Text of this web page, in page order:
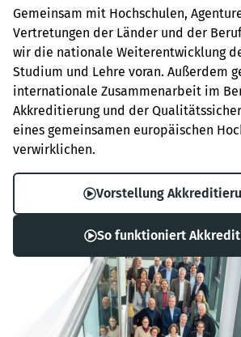
Gemeinsam mit Hochschulen,
Vertretungen der Länder und der
wir die nationale Weiterentwicklung
Studium und Lehre voran. Außerdem
internationale Zusammenarbeit im
Akkreditierung und der
eines gemeinsamen europäischen
verwirklichen.
Vorstellung
So funktioniert